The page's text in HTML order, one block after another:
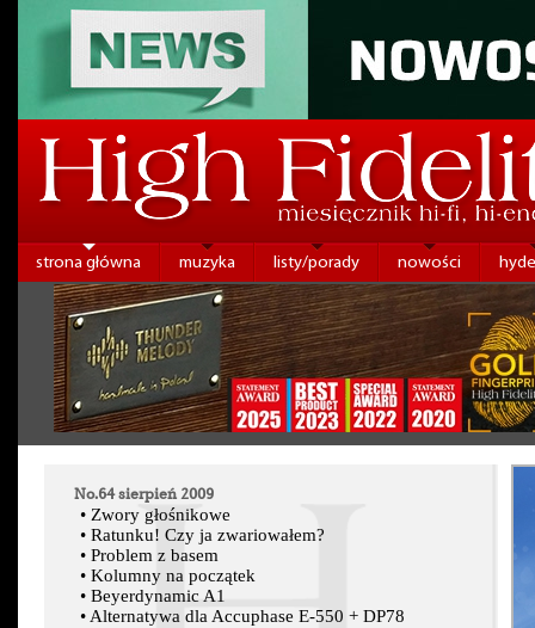
strona główna muzyka listy/porady nowości
No.64 sierpień 2009
• Zwory głośnikowe
• Ratunku! Czy ja zwariowałem?
• Problem z basem
• Kolumny na początek
• Beyerdynamic A1
• Alternatywa dla Accuphase E-550 + DP78